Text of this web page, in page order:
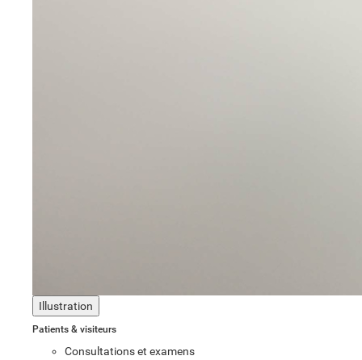
Illustration
Patients & visiteurs
Consultations et examens